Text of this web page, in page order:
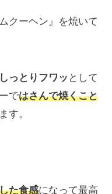
クーヘン』を焼いて
しっとりフワッ として
ではさんで焼くこと
す。
た食感になって最高